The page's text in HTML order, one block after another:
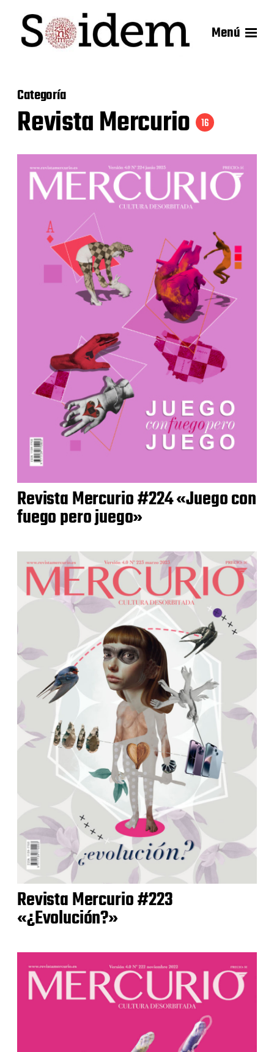
Menú
Categoría
Revista Mercurio 16
Revista Mercurio #224 «Juego con
fuego pero juego»
Revista Mercurio #223
«¿Evolución?»